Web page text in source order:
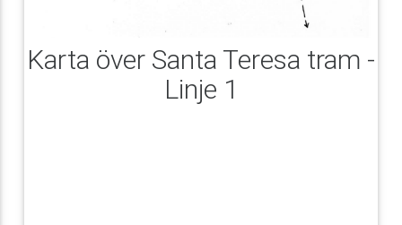
Karta över Santa Teresa tram -
Linje 1